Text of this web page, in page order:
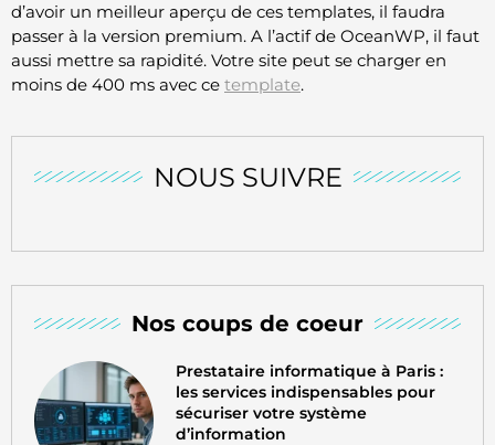
NOUS SUIVRE
Nos coups de coeur
Prestataire informatique à Paris :
les services indispensables pour
sécuriser votre système
d’information
d’avoir un meilleur aperçu de ces templates, il faudra
passer à la version premium. A l’actif de OceanWP, il faut
aussi mettre sa rapidité. Votre site peut se charger en
moins de 400 ms avec ce template.